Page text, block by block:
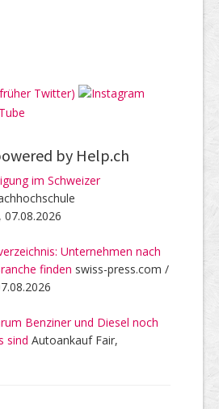
by Help.ch
im Schweizer
Unternehmen nach
finden swiss-press.com /
Benziner und Diesel noch
sind Autoankauf Fair,